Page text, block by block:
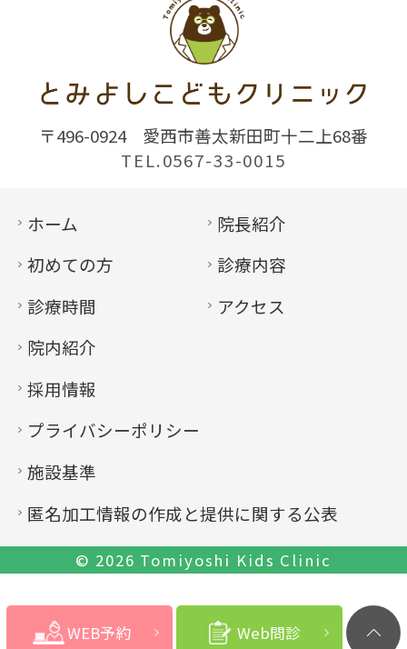
〒496-0924
愛西市善太新田町十二上68番
TEL.0567-33-0015
ホーム
院長紹介
初めての方
診療内容
診療時間
アクセス
院内紹介
採用情報
プライバシーポリシー
施設基準
匿名加工情報の作成と提供に関する公表
WEB予約 Web問診
© 2026 Tomiyoshi Kids Clinic